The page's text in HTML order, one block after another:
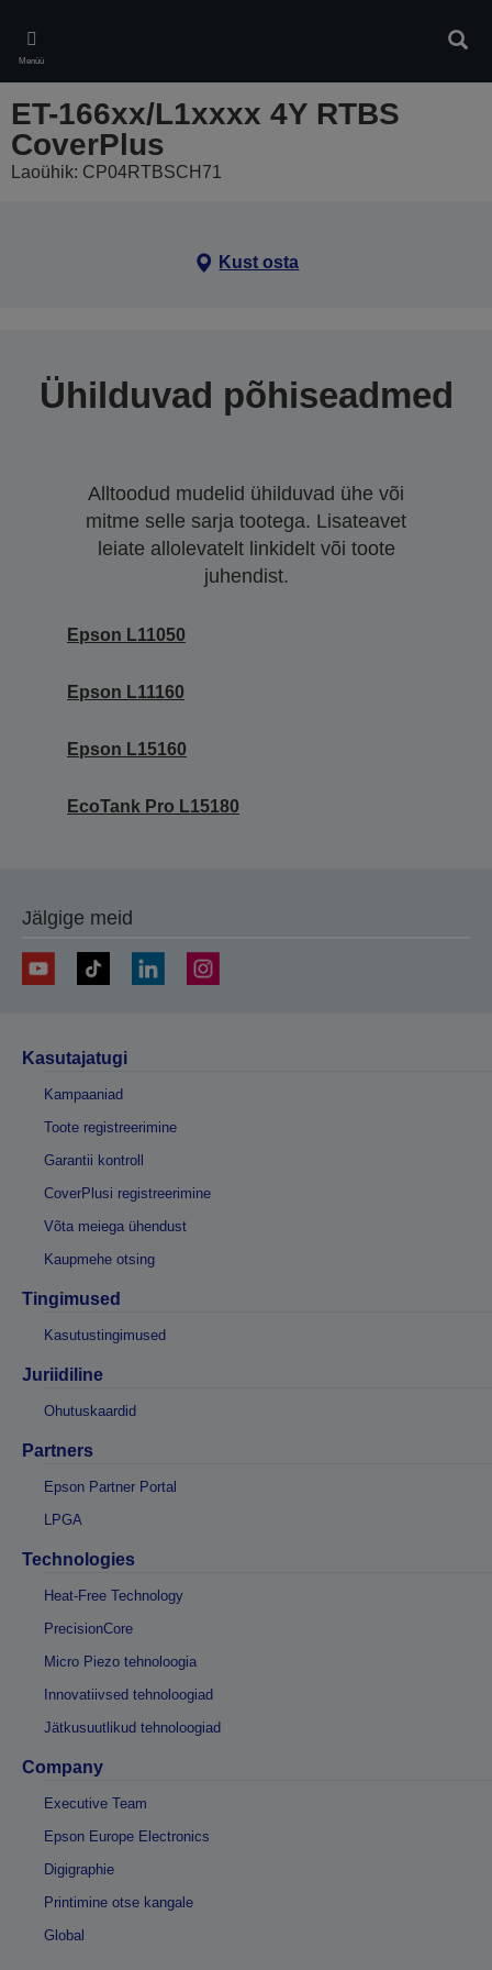
main
content
Menüü
ET-166xx/L1xxxx 4Y RTBS
CoverPlus
Laoühik: CP04RTBSCH71
Kust osta
Ühilduvad põhiseadmed
Alltoodud mudelid ühilduvad ühe või
mitme selle sarja tootega. Lisateavet
leiate allolevatelt linkidelt või toote
juhendist.
Epson L11050
Epson L11160
Epson L15160
EcoTank Pro L15180
Jälgige meid
Kasutajatugi
Kampaaniad
Toote registreerimine
Garantii kontroll
CoverPlusi registreerimine
Võta meiega ühendust
Kaupmehe otsing
Tingimused
Kasutustingimused
Juriidiline
Ohutuskaardid
Partners
Epson Partner Portal
LPGA
Technologies
Heat-Free Technology
PrecisionCore
Micro Piezo tehnoloogia
Innovatiivsed tehnoloogiad
Jätkusuutlikud tehnoloogiad
Company
Executive Team
Epson Europe Electronics
Digigraphie
Printimine otse kangale
Global